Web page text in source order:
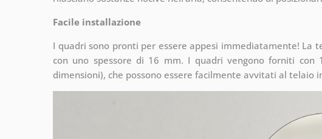
Facile installazione
I quadri sono pronti per essere appesi immediatamente! La
con uno spessore di 16 mm. I quadri vengono forniti con
dimensioni), che possono essere facilmente avvitati al telaio